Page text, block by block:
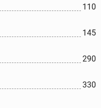
110
145
290
330